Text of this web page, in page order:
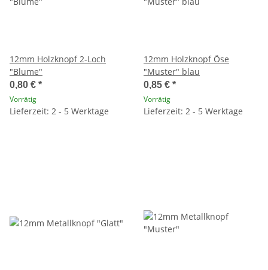
12mm Holzknopf 2-Loch
"Blume"
0,80 € *
Vorrätig
Lieferzeit: 2 - 5 Werktage
12mm Holzknopf Öse
"Muster" blau
0,85 € *
Vorrätig
Lieferzeit: 2 - 5 Werktage